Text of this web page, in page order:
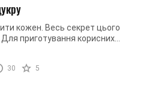
кожен. Весь секрет цього
Для приготування корисних
тільки 2 ...
30 5